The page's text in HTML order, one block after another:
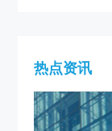
热点资讯